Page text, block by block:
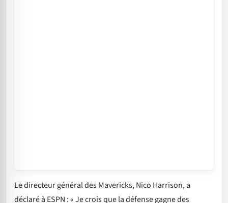
Le directeur général des Mavericks, Nico Harrison, a
déclaré à ESPN : « Je crois que la défense gagne des